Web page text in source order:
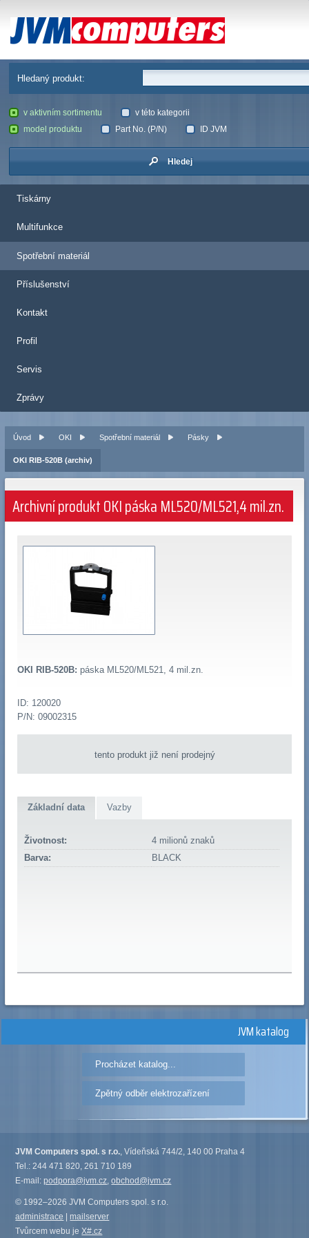
JVM Computers
Hledaný produkt:
v aktivním sortimentu
v této kategorii
model produktu
Part No. (P/N) ID JVM
Hledej
Tiskárny
Multifunkce
Spotřební materiál
Příslušenství
Kontakt
Profil
Servis
Zprávy
Úvod OKI Spotřební materiál Pásky
OKI RIB-520B (archiv)
Archivní produkt OKI páska ML520/ML521,4 mil.zn.
OKI RIB-520B: páska ML520/ML521, 4 mil.zn.
ID: 120020
P/N: 09002315
tento produkt již není prodejný
Základní data Vazby
Životnost:
4 milionů znaků
Barva:
BLACK
JVM katalog
Procházet katalog...
Zpětný odběr elektrozařízení
JVM Computers spol. s r.o., Vídeňská 744/2, 140 00 Praha 4
Tel.: 244 471 820, 261 710 189
E-mail:podpora@jvm.cz,obchod@jvm.cz
© 1992–2026 JVM Computers spol. s r.o.
administrace |mailserver
Tvůrcem webu jeX#.cz